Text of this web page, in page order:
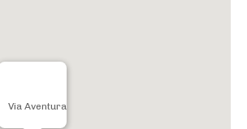
Via Aventura